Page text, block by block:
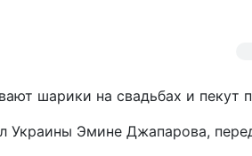
шарики на свадьбах и пекут
Эмине Джапарова,